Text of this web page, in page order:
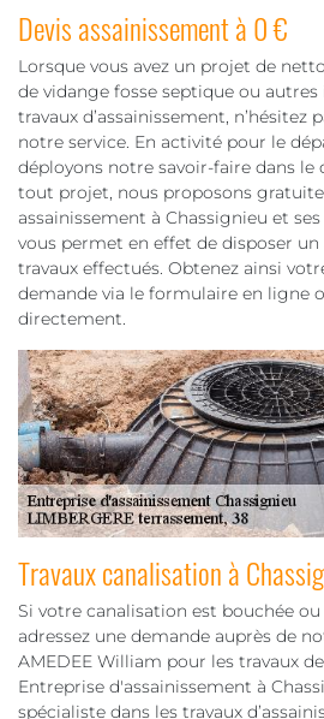
Devis assainissement à 0 €
Lorsque vous avez un projet de
de vidange fosse septique ou
travaux d’assainissement, n’hésitez
notre service. En activité pour le
déployons notre savoir-faire dans le
tout projet, nous proposons
assainissement à Chassignieu et
vous permet en effet de disposer
travaux effectués. Obtenez ainsi
demande via le formulaire en ligne
directement.
Travaux canalisation à
Si votre canalisation est bouchée
adressez une demande auprès de
AMEDEE William pour les travaux
Entreprise d'assainissement à
spécialiste dans les travaux